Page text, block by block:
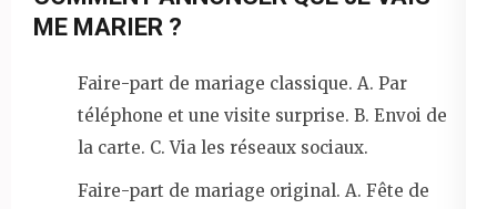
ME MARIER ?
Faire-part de mariage classique. A. Par
téléphone et une visite surprise. B. Envoi de
la carte. C. Via les réseaux sociaux.
Faire-part de mariage original. A. Fête de